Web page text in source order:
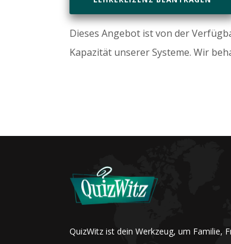
Dieses Angebot ist von der
Kapazität unserer Systeme. Wir
QuizWitz ist dein Werkzeug, um Familie,